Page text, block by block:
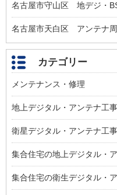
名古屋市守山区 地デジ・
名古屋市天白区 アンテナ
カテゴリー
メンテナンス・修理
地上デジタル・アンテナ工事
衛星デジタル・アンテナ工事
集合住宅の地上デジタル・
集合住宅の衛生デジタル・